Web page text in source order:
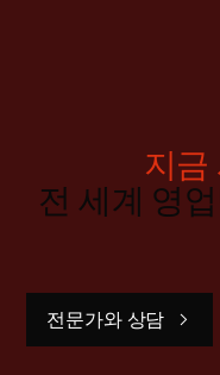
지금
전 세계 영
전문가와 상담